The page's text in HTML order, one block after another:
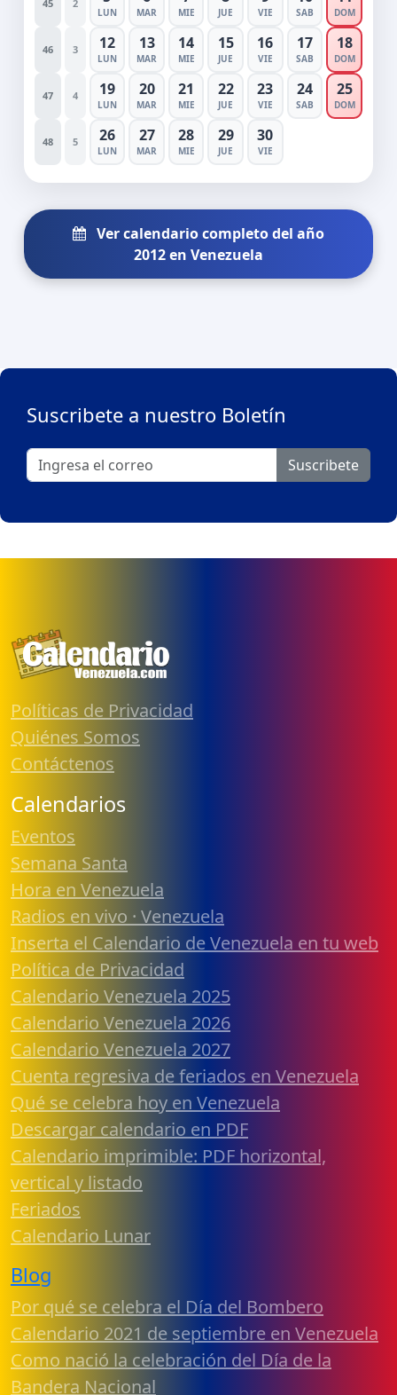
45 2
LUN MAR MIE JUE VIE SAB DOM
46 3 12
LUN
13
MAR
14
MIE
15
JUE
16
VIE
17
SAB
18
DOM
47 4 19
LUN
20
MAR
21
MIE
22
JUE
23
VIE
24
SAB
25
DOM
48 5 26
LUN
27
MAR
28
MIE
29
JUE
30
VIE
Ver calendario completo del año
2012 en Venezuela
Suscribete a nuestro Boletín
Suscribete
Políticas de Privacidad
Quiénes Somos
Contáctenos
Calendarios
Eventos
Semana Santa
Hora en Venezuela
Radios en vivo · Venezuela
Inserta el Calendario de Venezuela en tu web
Política de Privacidad
Calendario Venezuela 2025
Calendario Venezuela 2026
Calendario Venezuela 2027
Cuenta regresiva de feriados en Venezuela
Qué se celebra hoy en Venezuela
Descargar calendario en PDF
Calendario imprimible: PDF horizontal,
vertical y listado
Feriados
Calendario Lunar
Blog
Por qué se celebra el Día del Bombero
Calendario 2021 de septiembre en Venezuela
Como nació la celebración del Día de la
Bandera Nacional